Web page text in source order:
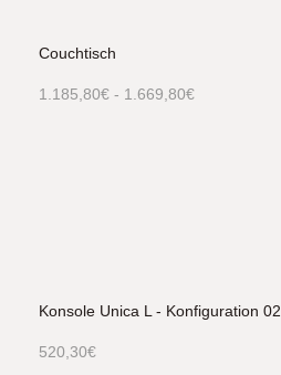
Couchtisch
1.185,80€ - 1.669,80€
Konsole Unica L - Konfiguration 02
520,30€